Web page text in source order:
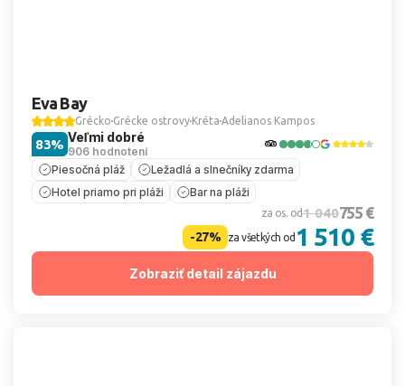
Eva Bay
Grécko Grécke ostrovy Kréta Adelianos Kampos
Veľmi dobré
906 hodnotení
83%
Piesočná pláž
Ležadlá a slnečníky zdarma
Hotel priamo pri pláži
Bar na pláži
za os. od1 040755 €
-27% za všetkých od 1 510 €
Zobraziť detail zájazdu